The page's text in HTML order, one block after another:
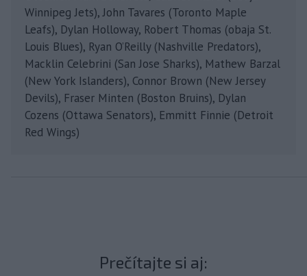
Winnipeg Jets), John Tavares (Toronto Maple
Leafs), Dylan Holloway, Robert Thomas (obaja St.
Louis Blues), Ryan O’Reilly (Nashville Predators),
Macklin Celebrini (San Jose Sharks), Mathew Barzal
(New York Islanders), Connor Brown (New Jersey
Devils), Fraser Minten (Boston Bruins), Dylan
Cozens (Ottawa Senators), Emmitt Finnie (Detroit
Red Wings)
Prečítajte si aj: